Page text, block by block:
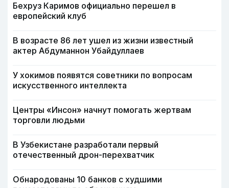
Бехруз Каримов официально перешел в
европейский клуб
В возрасте 86 лет ушел из жизни известный
актер Абдуманнон Убайдуллаев
У хокимов появятся советники по вопросам
искусственного интеллекта
Центры «Инсон» начнут помогать жертвам
торговли людьми
В Узбекистане разработали первый
отечественный дрон-перехватчик
Обнародованы 10 банков с худшими